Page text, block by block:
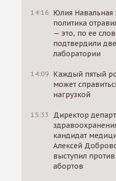
14:16 Юлия Навальная
политика
— это, по ее
подтвердили две
лаборатории
14:09 Каждый пятый
может
нагрузкой
15:33
Директор
кандидат
Алексей
выступил
абортов